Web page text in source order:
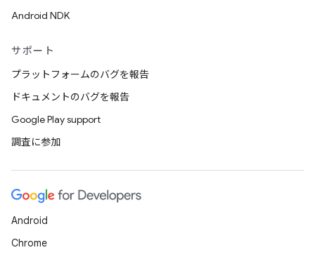
Android NDK
サポート
プラットフォームのバグを報告
ドキュメントのバグを報告
Google Play support
調査に参加
Android
Chrome